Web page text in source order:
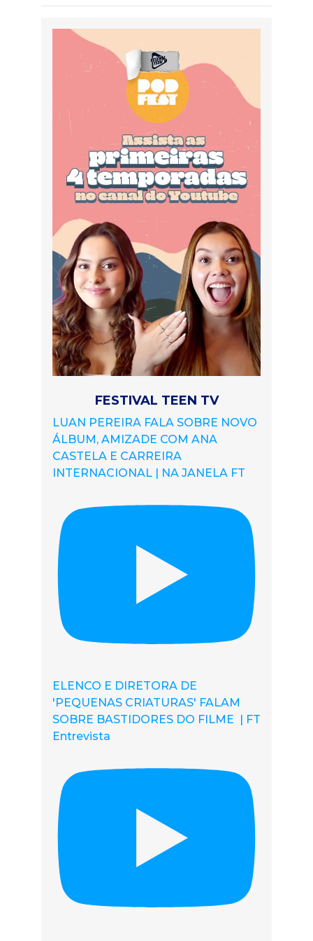
FESTIVAL TEEN TV
LUAN PEREIRA FALA SOBRE NOVO
ÁLBUM, AMIZADE COM ANA
CASTELA E CARREIRA
INTERNACIONAL | NA JANELA FT
ELENCO E DIRETORA DE
'PEQUENAS CRIATURAS' FALAM
SOBRE BASTIDORES DO FILME | FT
Entrevista